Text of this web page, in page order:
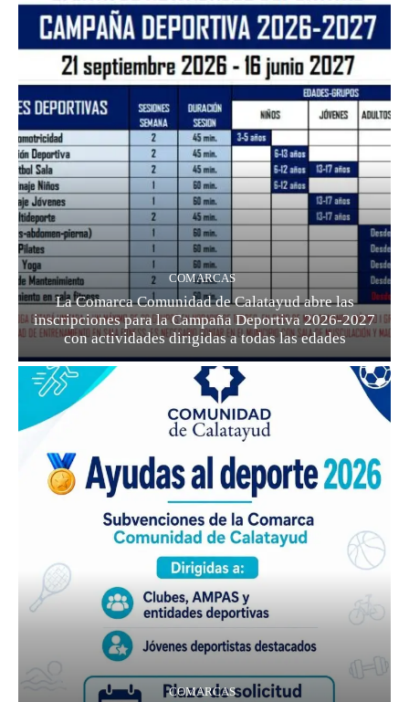
COMARCAS
La Comarca Comunidad de Calatayud abre las
inscripciones para la Campaña Deportiva 2026-2027
con actividades dirigidas a todas las edades
COMARCAS